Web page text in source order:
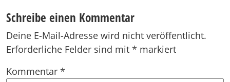
Schreibe einen Kommentar
Deine E-Mail-Adresse wird nicht veröffentlicht.
Erforderliche Felder sind mit * markiert
Kommentar *